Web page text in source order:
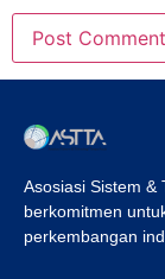
Asosiasi Sistem &
berkomitmen
perkembangan